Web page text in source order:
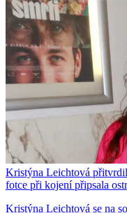
Kristýna Leichtová
fotce při kojení připsala
Kristýna Leichtová se na